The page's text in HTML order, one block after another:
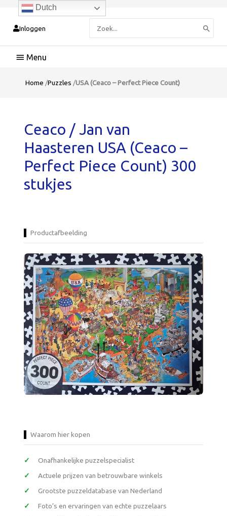
Inloggen
naar:
Hoofdmenu
Home /Puzzles /USA (Ceaco – Perfect Piece Count)
Ceaco / Jan van
Haasteren USA (Ceaco –
Perfect Piece Count) 300
stukjes
Productafbeelding
Waarom hier kopen
Onafhankelijke puzzelspecialist
Actuele prijzen van betrouwbare winkels
Grootste puzzeldatabase van Nederland
Foto’s en ervaringen van echte puzzelaars
Dutch